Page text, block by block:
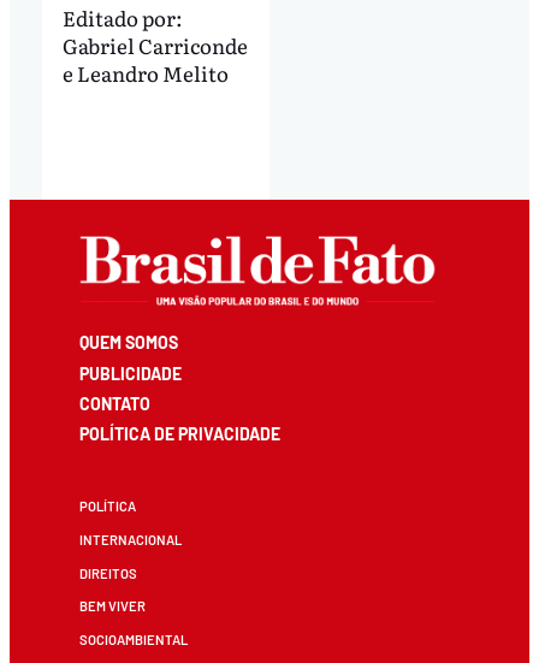
Editado por:
Gabriel Carriconde
e Leandro Melito
QUEM SOMOS
PUBLICIDADE
CONTATO
POLÍTICA DE PRIVACIDADE
POLÍTICA
INTERNACIONAL
DIREITOS
BEM VIVER
SOCIOAMBIENTAL